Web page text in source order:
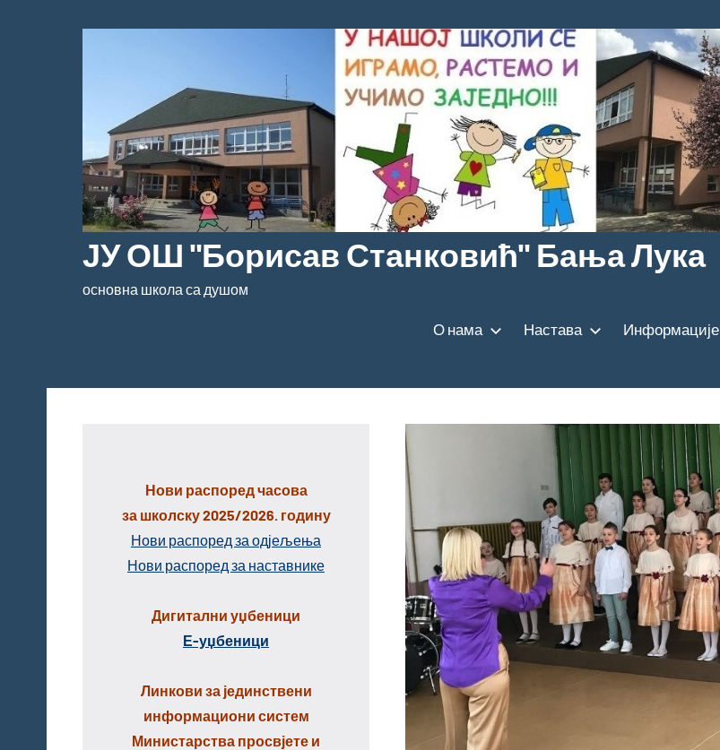
ЈУ ОШ "Борисав Станковић" Бања Лука
основна школа са душом
О нама Настава Информације
Нови распоред часова
за школску 2025/2026. годину
Нови распоред за одјељења
Нови распоред за наставнике
Дигитални уџбеници
Е-уџбеници
Линкови за јединствени
информациони систем
Министарства просвјете и